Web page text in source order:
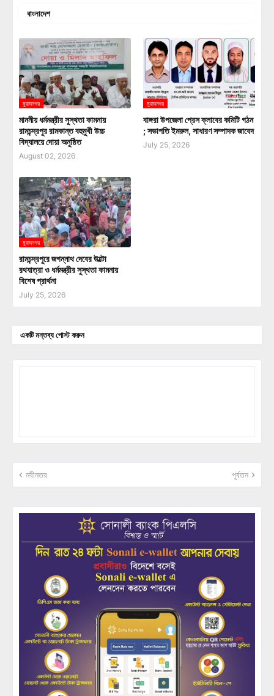
বাংলাদেশ
মুরাদনগর
মাননীয় ধর্মমন্ত্রীর সুস্থতা কামনায়
রামচন্দ্রপুর রামকান্ত বহুমুখী উচ্চ
বিদ্যালয়ে দোয়া অনুষ্ঠিত
August 02, 2026
মুরাদনগর
বাঙ্গরা উপজেলা প্রেস ক্লাবের কমিটি গঠন
; সভাপতি ইমরুল, সাধারণ সম্পাদক জাবেদ
July 25, 2026
মুরাদনগর
রামচন্দ্রপুরে জগন্নাথ দেবের উল্টো
রথযাত্রা ও ধর্মমন্ত্রীর সুস্থতা কামনায়
বিশেষ প্রার্থনা
July 25, 2026
একটি মন্তব্য পোস্ট করুন
নবীনতর পূর্বতন